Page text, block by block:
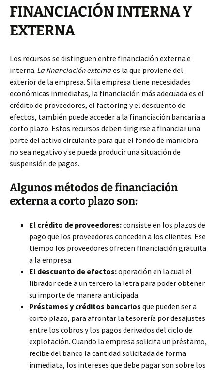
FINANCIACIÓN INTERNA Y
EXTERNA
Los recursos se distinguen entre financiación externa e
interna. La financiación externa es la que proviene del
exterior de la empresa. Si la empresa tiene necesidades
económicas inmediatas, la financiación más adecuada es el
crédito de proveedores, el factoring y el descuento de
efectos, también puede acceder a la financiación bancaria a
corto plazo. Estos recursos deben dirigirse a financiar una
parte del activo circulante para que el fondo de maniobra
no sea negativo y se pueda producir una situación de
suspensión de pagos.
Algunos métodos de financiación
externa a corto plazo son:
El crédito de proveedores:consiste en los plazos de
pago que los proveedores conceden a los clientes. Ese
tiempo los proveedores ofrecen financiación gratuita
a la empresa.
El descuento de efectos:operación en la cual el
librador cede a un tercero la letra para poder obtener
su importe de manera anticipada.
Préstamos y créditos bancarios que pueden ser a
corto plazo, para afrontar la tesorería por desajustes
entre los cobros y los pagos derivados del ciclo de
explotación. Cuando la empresa solicita un préstamo,
recibe del banco la cantidad solicitada de forma
inmediata, los intereses que debe pagar son sobre los